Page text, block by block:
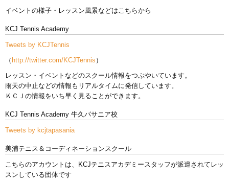
イベントの様子・レッスン風景などはこちらから
KCJ Tennis Academy
Tweets by KCJTennis
（ http://twitter.com/KCJTennis ）
レッスン・イベントなどのスクール情報をつぶやいています。
雨天の中止などの情報もリアルタイムに発信しています。
ＫＣＪの情報をいち早く見ることができます。
KCJ Tennis Academy 牛久パサニア校
Tweets by kcjtapasania
美浦テニス＆コーディネーションスクール
こちらのアカウントは、KCJテニスアカデミースタッフが派遣されてレッ
スンしている団体です